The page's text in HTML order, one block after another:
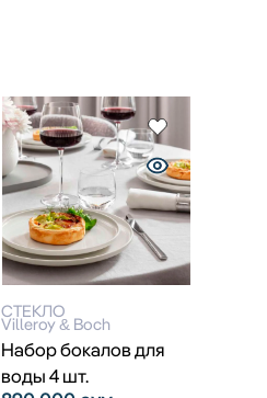
СТЕКЛО
Villeroy & Boch
Набор бокалов для
воды 4 шт.